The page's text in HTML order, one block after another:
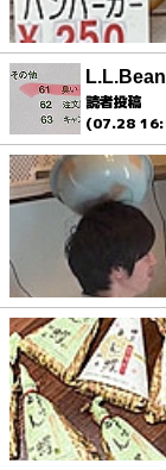
読者投稿
(07.28